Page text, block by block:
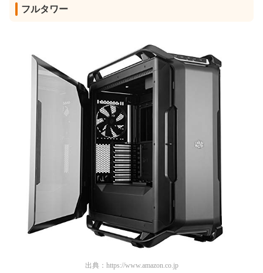
フルタワー
出典： https://www.amazon.co.jp